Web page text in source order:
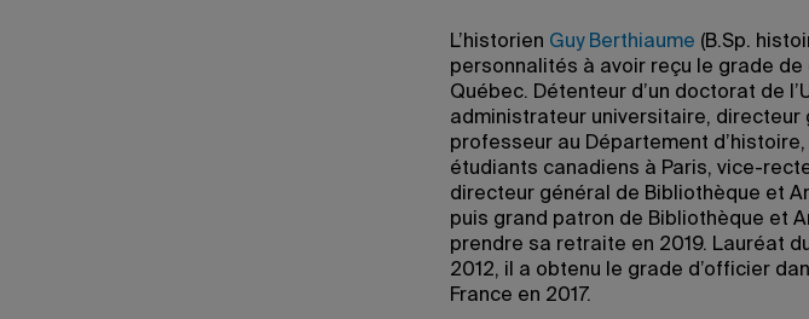
L’historien Guy Berthiaume (B.Sp.
personnalités à avoir reçu le grade de
Québec. Détenteur d’un doctorat de
administrateur universitaire, directeur
professeur au Département
étudiants canadiens à Paris, vice-
directeur général de Bibliothèque et
puis grand patron de Bibliothèque et
prendre sa retraite en 2019. Lauréat
2012, il a obtenu le grade d’officier
France en 2017.